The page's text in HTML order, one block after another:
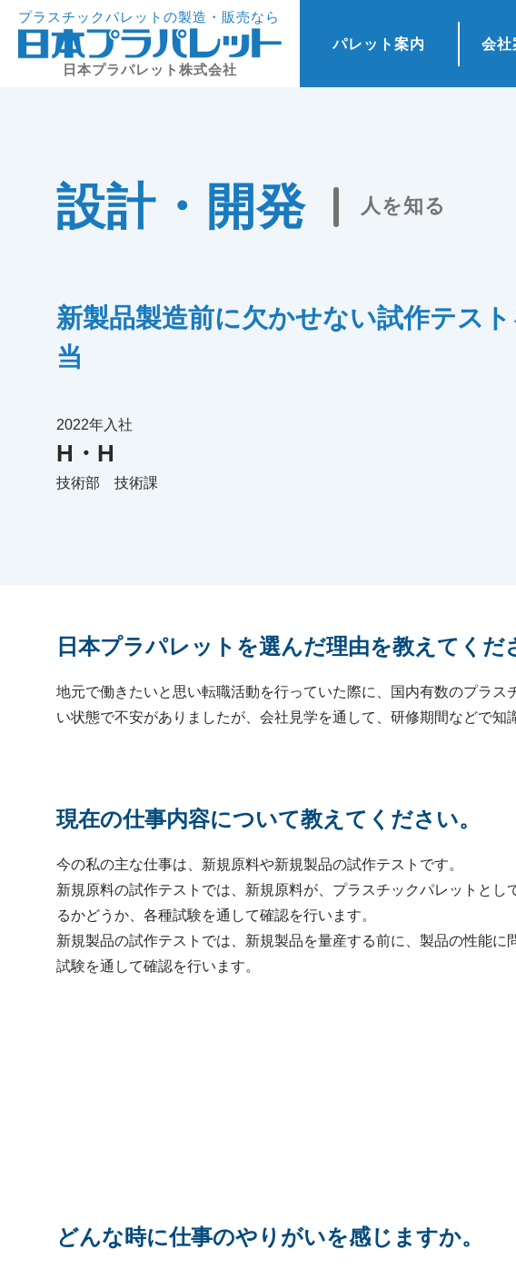
プラスチックパレットの製造・販売なら
日本プラパレット株式会社
パレット案内 会社
設計・開発 人を知る
新製品製造前に欠かせない試作テス
当
2022年入社
H・H
技術部 技術課
日本プラパレットを選んだ理由を教えてくだ
地元で働きたいと思い転職活動を行っていた際に、国内有数のプラ
い状態で不安がありましたが、会社見学を通して、研修期間などで
現在の仕事内容について教えてください。
今の私の主な仕事は、新規原料や新規製品の試作テストです。
新規原料の試作テストでは、新規原料が、プラスチックパレットとし
るかどうか、各種試験を通して確認を行います。
新規製品の試作テストでは、新規製品を量産する前に、製品の性能に
試験を通して確認を行います。
どんな時に仕事のやりがいを感じますか。